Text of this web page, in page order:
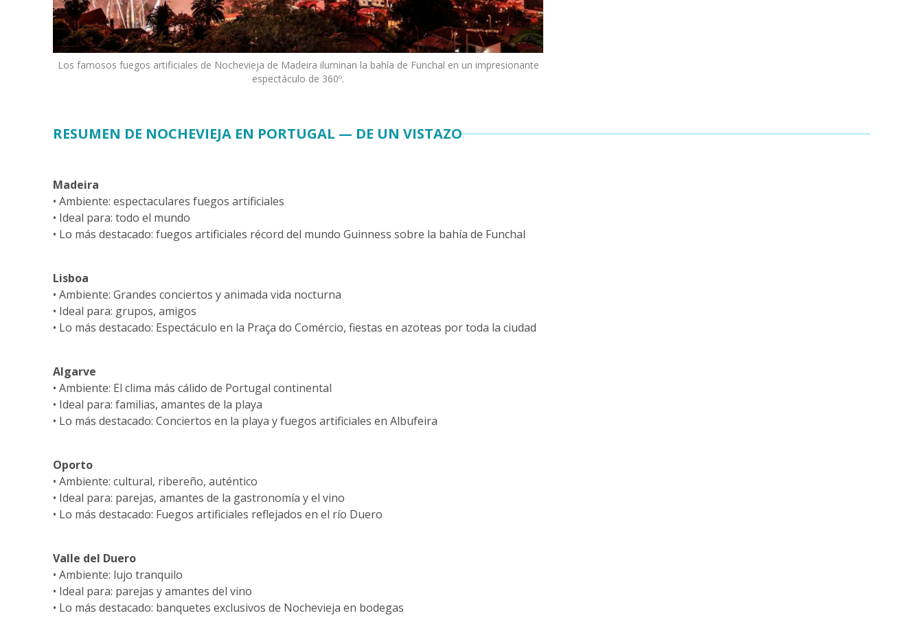
Los famosos fuegos artificiales de Nochevieja de Madeira iluminan la bahía de Funchal en un impresionante
espectáculo de 360º.
RESUMEN DE NOCHEVIEJA EN PORTUGAL — DE UN VISTAZO
Madeira
• Ambiente: espectaculares fuegos artificiales
• Ideal para: todo el mundo
• Lo más destacado: fuegos artificiales récord del mundo Guinness sobre la bahía de Funchal
Lisboa
• Ambiente: Grandes conciertos y animada vida nocturna
• Ideal para: grupos, amigos
• Lo más destacado: Espectáculo en la Praça do Comércio, fiestas en azoteas por toda la ciudad
Algarve
• Ambiente: El clima más cálido de Portugal continental
• Ideal para: familias, amantes de la playa
• Lo más destacado: Conciertos en la playa y fuegos artificiales en Albufeira
Oporto
• Ambiente: cultural, ribereño, auténtico
• Ideal para: parejas, amantes de la gastronomía y el vino
• Lo más destacado: Fuegos artificiales reflejados en el río Duero
Valle del Duero
• Ambiente: lujo tranquilo
• Ideal para: parejas y amantes del vino
• Lo más destacado: banquetes exclusivos de Nochevieja en bodegas